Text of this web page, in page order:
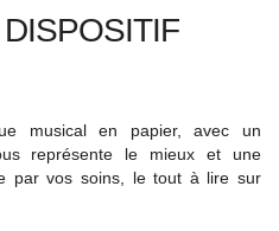
musical en papier, avec un
représente le mieux et une
par vos soins, le tout à lire sur